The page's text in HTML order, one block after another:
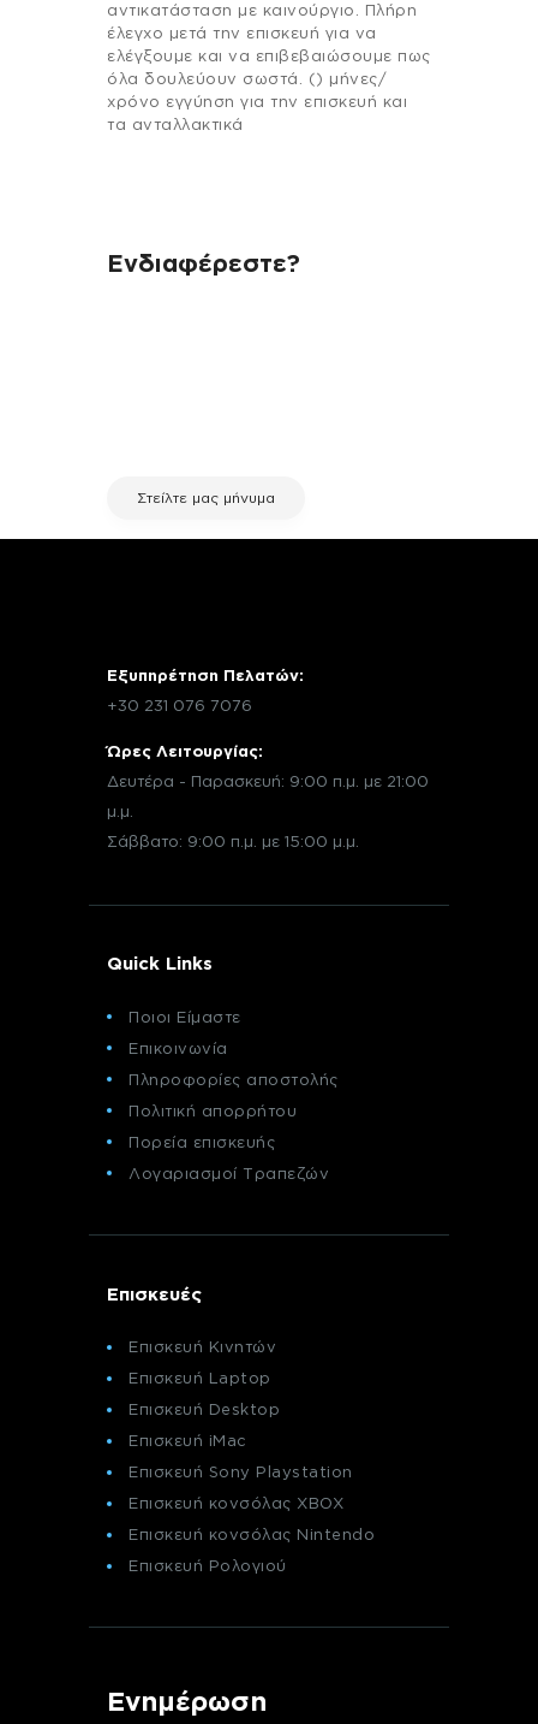
αντικατάσταση με καινούργιο. Πλήρη
έλεγχο μετά την επισκευή για να
ελέγξουμε και να επιβεβαιώσουμε πως
όλα δουλεύουν σωστά. () μήνες/
χρόνο εγγύηση για την επισκευή και
τα ανταλλακτικά
Ενδιαφέρεστε?
Στείλτε μας μήνυμα
Εξυπηρέτηση Πελατών:
+30 231 076 7076
Ώρες Λειτουργίας:
Δευτέρα - Παρασκευή: 9:00 π.μ. με 21:00
μ.μ.
Σάββατο: 9:00 π.μ. με 15:00 μ.μ.
Quick Links
Ποιοι Είμαστε
Επικοινωνία
Πληροφορίες αποστολής
Πολιτική απορρήτου
Πορεία επισκευής
Λογαριασμοί Τραπεζών
Επισκευές
Επισκευή Κινητών
Επισκευή Laptop
Επισκευή Desktop
Επισκευή iMac
Επισκευή Sony Playstation
Επισκευή κονσόλας XBOX
Επισκευή κονσόλας Nintendo
Επισκευή Ρολογιού
Ενημέρωση